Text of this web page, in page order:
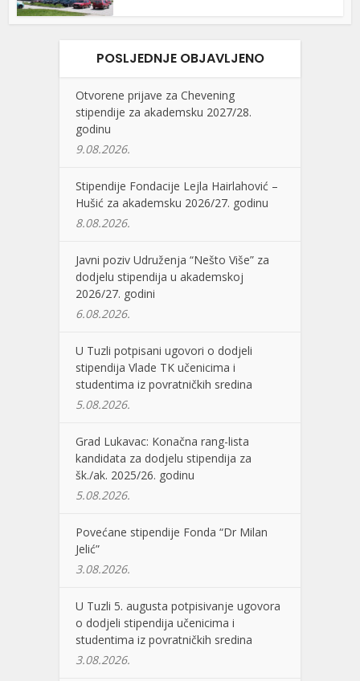
POSLJEDNJE OBJAVLJENO
Otvorene prijave za Chevening
stipendije za akademsku 2027/28.
godinu
9.08.2026.
Stipendije Fondacije Lejla Hairlahović –
Hušić za akademsku 2026/27. godinu
8.08.2026.
Javni poziv Udruženja “Nešto Više” za
dodjelu stipendija u akademskoj
2026/27. godini
6.08.2026.
U Tuzli potpisani ugovori o dodjeli
stipendija Vlade TK učenicima i
studentima iz povratničkih sredina
5.08.2026.
Grad Lukavac: Konačna rang-lista
kandidata za dodjelu stipendija za
šk./ak. 2025/26. godinu
5.08.2026.
Povećane stipendije Fonda “Dr Milan
Jelić”
3.08.2026.
U Tuzli 5. augusta potpisivanje ugovora
o dodjeli stipendija učenicima i
studentima iz povratničkih sredina
3.08.2026.